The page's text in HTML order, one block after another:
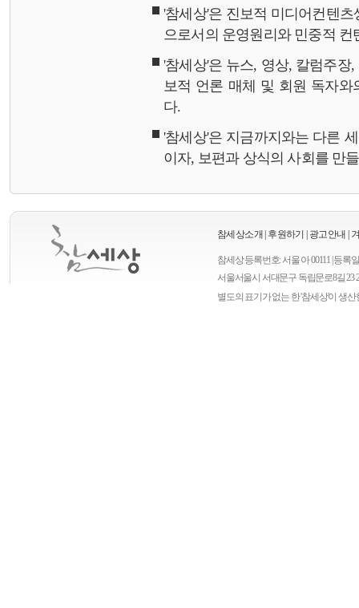
'참세상'은 진보적 미디어컨텐
으로서의 운영원리와 민중적
'참세상'은 뉴스, 영상, 칼럼주
보적 언론 매체 및 회원 독자와
다.
'참세상'은 지금까지와는 다른
이자, 보편과 상식의 사회를 만
참세상소개 후원하기 광고안내
참세상 등록번호: 서울 아 00111 | 등록
서울서울시 서대문구 독립문로8길 23
별도의 표기가 없는 한 '참세상'이 생